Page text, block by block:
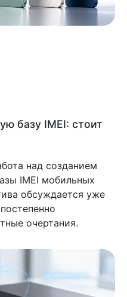
базу IMEI: стоит
над созданием
IMEI мобильных
обсуждается уже
очертания.